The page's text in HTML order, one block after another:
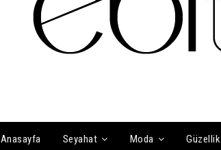
Anasayfa Seyahat Moda Güzellik